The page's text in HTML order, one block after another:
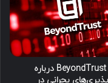
هشدار BeyondTrust درباره
بحرانی در